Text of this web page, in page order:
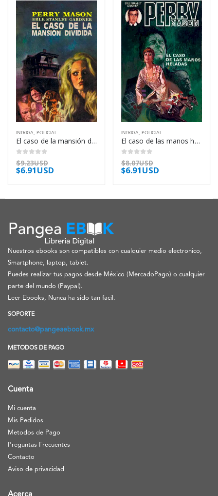
INTRIGA, POLICIAL
El caso de la mansión dividida – Erle Stanley Gardner
0out of 5
$9.23USD
$6.91USD
INTRIGA, POLICIAL
El caso de las manos heladas – Erle Stanley Gardner
0out of 5
$8.07USD
$6.91USD
Nuestros ebooks son compatibles con cualquier medio electronico,
Smartphone, laptop, tablet.
Puedes realizar tus pagos desde México (MercadoPago) o cualquier
parte del mundo (Paypal).
Leer Ebooks, Nunca ha sido tan facil.
SOPORTE
contacto@pangeaebook.mx
METODOS DE PAGO
Cuenta
Mi cuenta
Mis Pedidos
Metodos de Pago
Preguntas Frecuentes
Contacto
Aviso de privacidad